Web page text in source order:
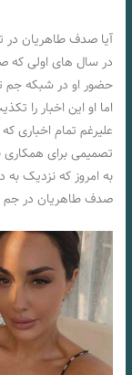
آیا صدف طاهریان در
در سال های اولی که
حضور او در شبکه جم
اما او این اخبار را
علیرغم تمام اخباری
تصمیمی برای همکاری
به امروز که نزدیک
صدف طاهریان در جم